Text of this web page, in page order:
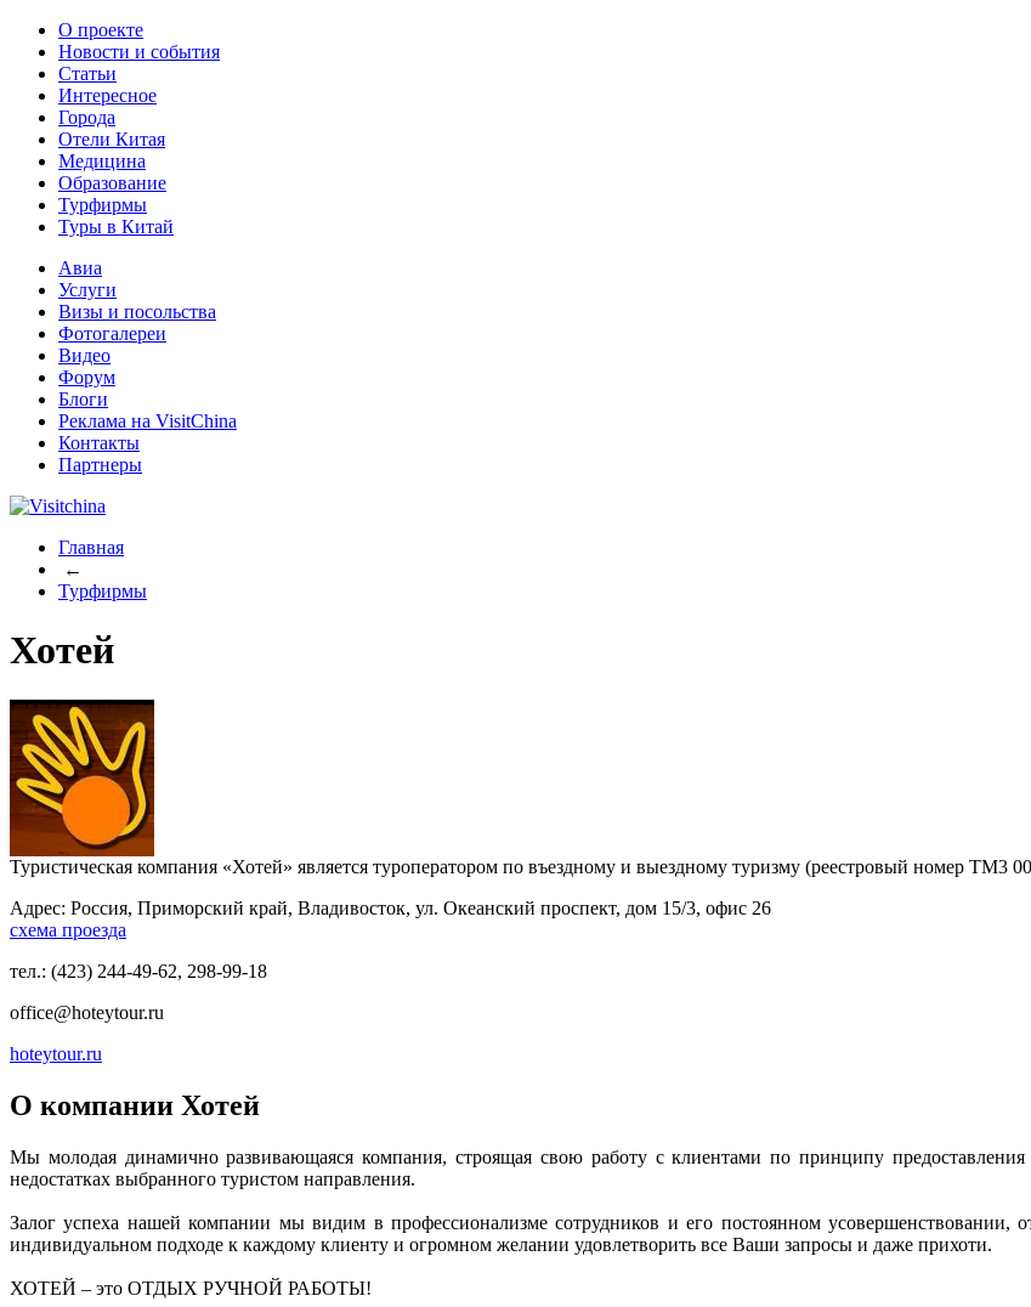
О проекте
Новости и события
Статьи
Интересное
Города
Отели Китая
Медицина
Образование
Турфирмы
Туры в Китай
Авиа
Услуги
Визы и посольства
Фотогалереи
Видео
Форум
Блоги
Реклама на VisitChina
Контакты
Партнеры
Главная
←
Турфирмы
Хотей
Туристическая компания «Хотей» является туроператором по въездному и выездному туризму (реестровый номер ТМ3
Адрес: Россия, Приморский край, Владивосток, ул. Океанский проспект, дом 15/3, офис 26
схема проезда
тел.: (423) 244-49-62, 298-99-18
office@hoteytour.ru
hoteytour.ru
О компании Хотей
Мы молодая динамично развивающаяся компания, строящая свою работу с клиентами по принципу
недостатках выбранного туристом направления.
Залог успеха нашей компании мы видим в профессионализме сотрудников и его постоянном усовершенствовании,
индивидуальном подходе к каждому клиенту и огромном желании удовлетворить все Ваши запросы и даже прихоти.
ХОТЕЙ – это ОТДЫХ РУЧНОЙ РАБОТЫ!